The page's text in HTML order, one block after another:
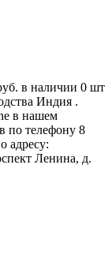
в наличии 0 шт
Индия .
в нашем
по телефону 8
адресу:
Ленина, д.